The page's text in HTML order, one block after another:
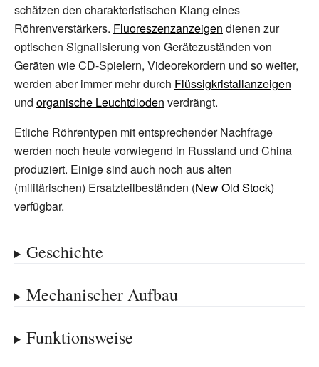
schätzen den charakteristischen Klang eines
Röhrenverstärkers. Fluoreszenzanzeigen dienen zur
optischen Signalisierung von Gerätezuständen von
Geräten wie CD-Spielern, Videorekordern und so weiter,
werden aber immer mehr durch Flüssigkristallanzeigen
und organische Leuchtdioden verdrängt.
Etliche Röhrentypen mit entsprechender Nachfrage
werden noch heute vorwiegend in Russland und China
produziert. Einige sind auch noch aus alten
(militärischen) Ersatzteilbeständen (New Old Stock)
verfügbar.
Geschichte
Mechanischer Aufbau
Funktionsweise